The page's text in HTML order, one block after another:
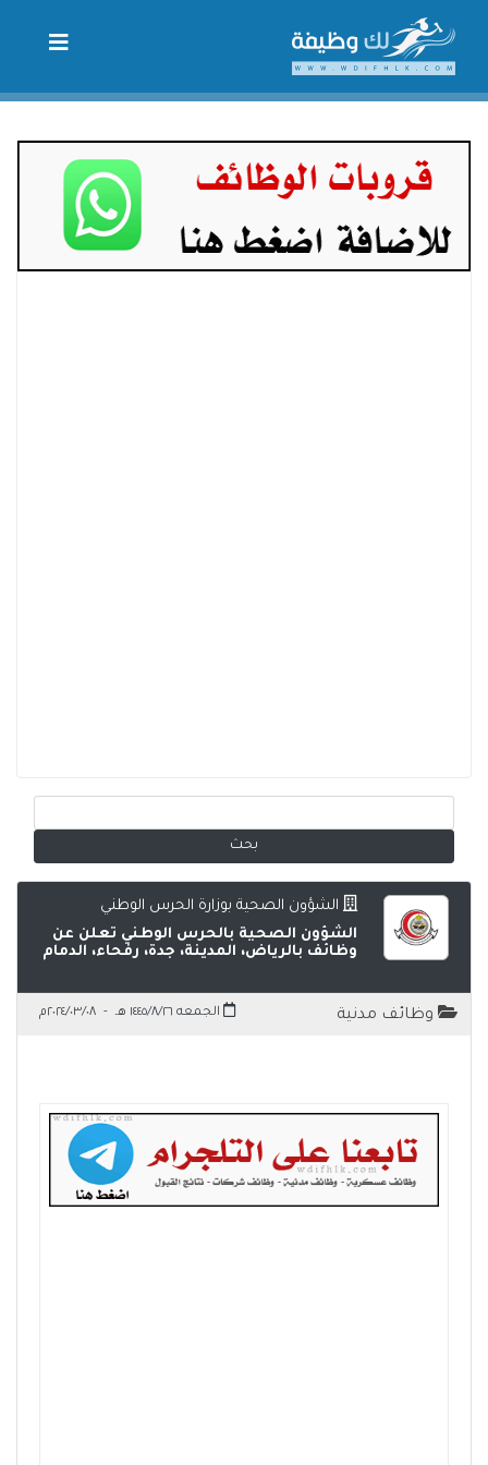
الشؤون الصحية بوزارة الحرس الوطني
الشؤون الصحية بالحرس الوطني تعلن عن
وظائف بالرياض، المدينة، جدة، رفحاء، الدمام
وظائف مدنية الجمعه ١٤٤٥/٨/٢٦ هـ - ٢٠٢٤/٠٣/٠٨م